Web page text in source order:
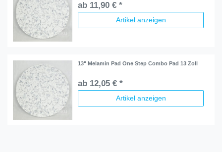
ab 11,90 € *
Artikel anzeigen
13" Melamin Pad One Step Combo Pad 13 Zoll
ab 12,05 € *
Artikel anzeigen